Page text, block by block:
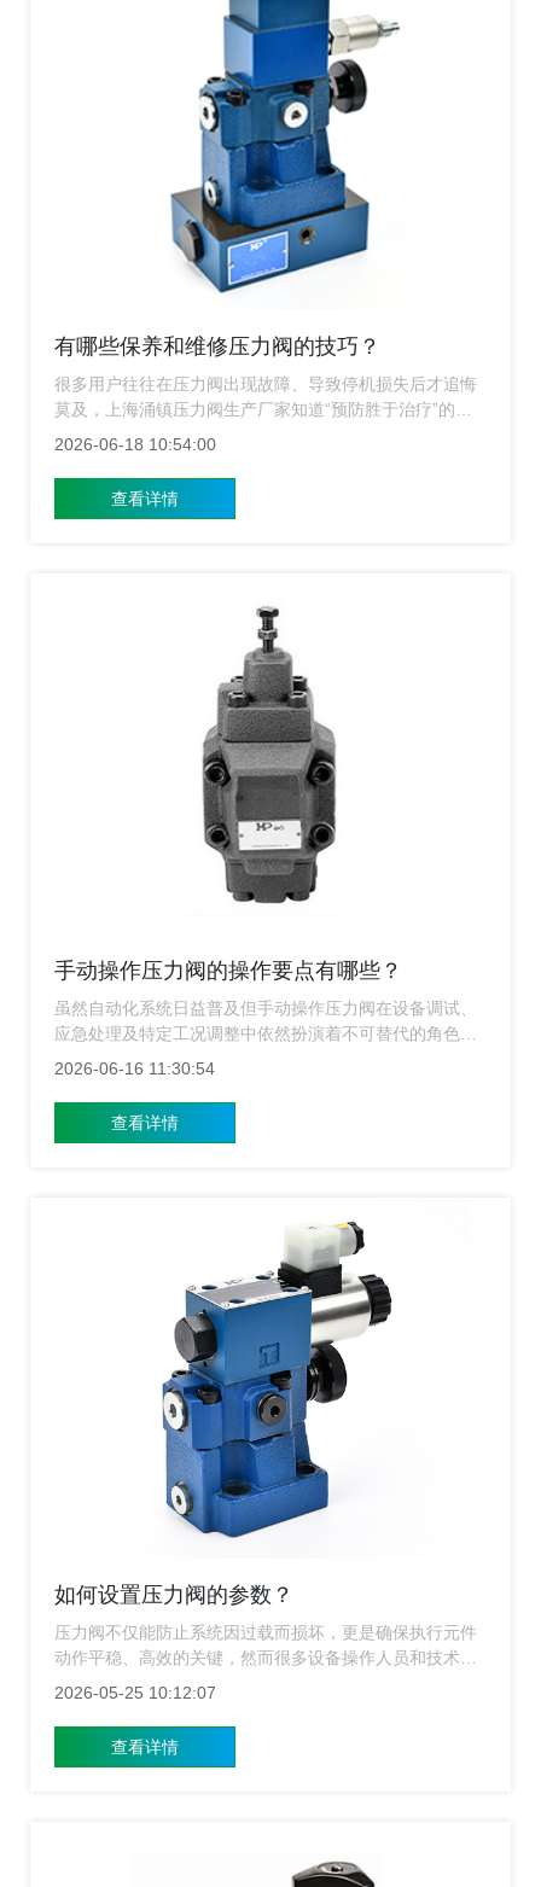
有哪些保养和维修压力阀的技巧？
很多用户往往在压力阀出现故障、导致停机损失后才追悔
莫及，上海涌镇压力阀生产厂家知道“预防胜于治疗”的道
理，今天我们将为您独家揭秘压力阀的保养与维修核心技
2026-06-18 10:54:00
查看详情
手动操作压力阀的操作要点有哪些？
虽然自动化系统日益普及但手动操作压力阀在设备调试、
应急处理及特定工况调整中依然扮演着不可替代的角色，
上海涌镇压力阀厂家知道正确操作的重要性，错误的操作
故，今天我们就来详细讲解手动操作压力阀的几大关键要
2026-06-16 11:30:54
查看详情
如何设置压力阀的参数？
压力阀不仅能防止系统因过载而损坏，更是确保执行元件
动作平稳、高效的关键，然而很多设备操作人员和技术操
作人员在面对“如何设置压力阀的参数”这一问题时，往往
压力阀厂家为您详细讲解压力阀参数设置的黄金法则，助
您轻松掌握精准控压的核心技术。
2026-05-25 10:12:07
查看详情